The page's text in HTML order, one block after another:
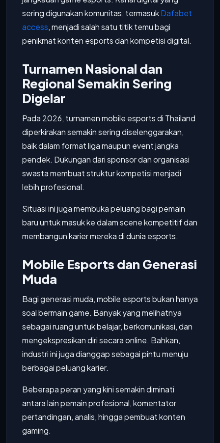
sering digunakan komunitas, termasukDafabet
access, menjadi salah satu titik temu bagi
penikmat konten esports dan kompetisi digital.
Turnamen Nasional dan
Regional Semakin Sering
Digelar
Pada 2026, turnamen mobile esports di Thailand
diperkirakan semakin sering diselenggarakan,
baik dalam format liga maupun event jangka
pendek. Dukungan dari sponsor dan organisasi
swasta membuat struktur kompetisi menjadi
lebih profesional.
Situasi ini juga membuka peluang bagi pemain
baru untuk masuk ke dalam scene kompetitif dan
membangun karier mereka di dunia esports.
Mobile Esports dan Generasi
Muda
Bagi generasi muda, mobile esports bukan hanya
soal bermain game. Banyak yang melihatnya
sebagai ruang untuk belajar, berkomunikasi, dan
mengekspresikan diri secara online. Bahkan,
industri ini juga dianggap sebagai pintu menuju
berbagai peluang karier.
Beberapa peran yang kini semakin diminati
antara lain pemain profesional, komentator
pertandingan, analis, hingga pembuat konten
gaming.